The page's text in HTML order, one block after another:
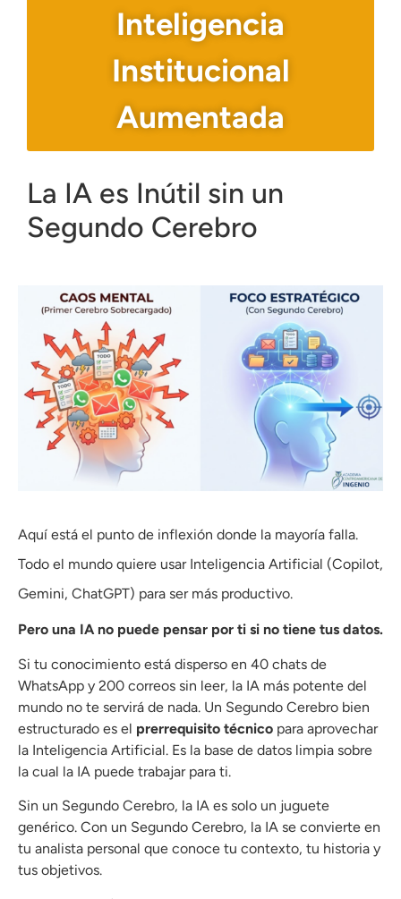
Inteligencia
Institucional
Aumentada
La IA es Inútil sin un
Segundo Cerebro
Aquí está el punto de inflexión donde la mayoría falla.
Todo el mundo quiere usar Inteligencia Artificial (Copilot,
Gemini, ChatGPT) para ser más productivo.
Pero una IA no puede pensar por ti si no tiene tus datos.
Si tu conocimiento está disperso en 40 chats de
WhatsApp y 200 correos sin leer, la IA más potente del
mundo no te servirá de nada. Un Segundo Cerebro bien
estructurado es el prerrequisito técnico para aprovechar
la Inteligencia Artificial. Es la base de datos limpia sobre
la cual la IA puede trabajar para ti.
Sin un Segundo Cerebro, la IA es solo un juguete
genérico. Con un Segundo Cerebro, la IA se convierte en
tu analista personal que conoce tu contexto, tu historia y
tus objetivos.